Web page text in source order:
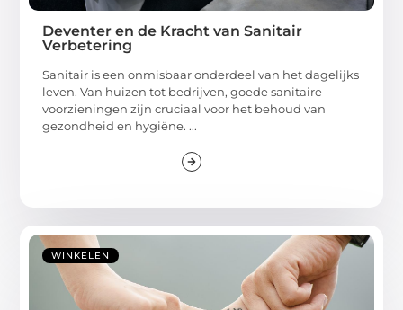
Deventer en de Kracht van Sanitair
Verbetering
Sanitair is een onmisbaar onderdeel van het dagelijks
leven. Van huizen tot bedrijven, goede sanitaire
voorzieningen zijn cruciaal voor het behoud van
gezondheid en hygiëne. ...
WINKELEN